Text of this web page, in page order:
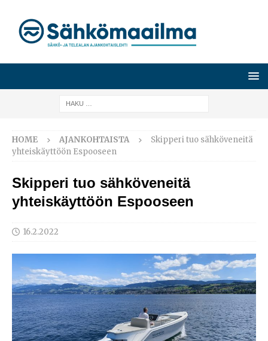
HOME AJANKOHTAISTA
Skipperi tuo sähköveneitä
yhteiskäyttöön Espooseen
Skipperi tuo sähköveneitä
yhteiskäyttöön Espooseen
16.2.2022